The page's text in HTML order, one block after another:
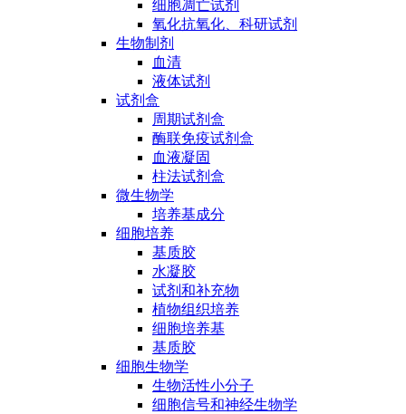
细胞凋亡试剂
氧化抗氧化、科研试剂
生物制剂
血清
液体试剂
试剂盒
周期试剂盒
酶联免疫试剂盒
血液凝固
柱法试剂盒
微生物学
培养基成分
细胞培养
基质胶
水凝胶
试剂和补充物
植物组织培养
细胞培养基
基质胶
细胞生物学
生物活性小分子
细胞信号和神经生物学